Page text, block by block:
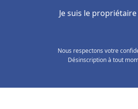
Je suis le propriétaire
Nous respectons votre
Désinscription à tout